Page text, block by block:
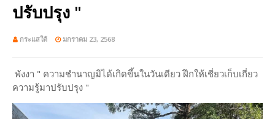
ปรับปรุง "
กระแสใต้ มกราคม 23, 2568
พังงา " ความชำนาญมิได้เกิดขึ้นในวันเดียว ฝึกให้เชี่ยวเก็บเกี่ยว
ความรู้มาปรับปรุง "